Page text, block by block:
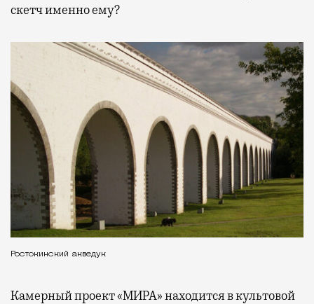
скетч именно ему?
Ростокинский акведук
Камерный проект «МИРА» находится в культовой